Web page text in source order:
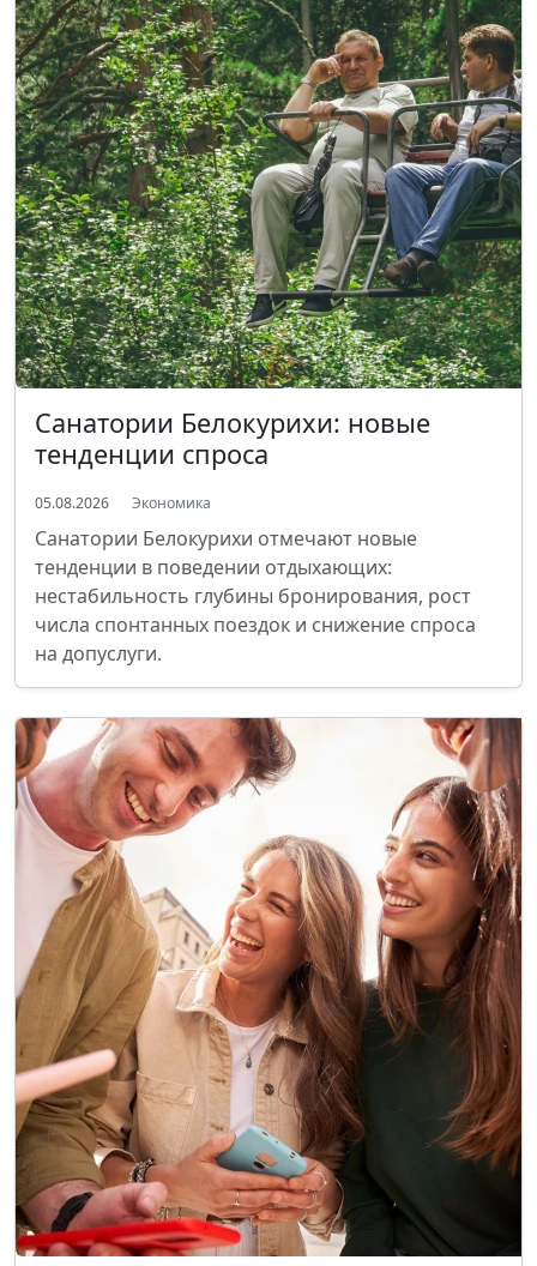
Санатории Белокурихи: новые
тенденции спроса
05.08.2026 Экономика
Санатории Белокурихи отмечают новые
тенденции в поведении отдыхающих:
нестабильность глубины бронирования, рост
числа спонтанных поездок и снижение спроса
на допуслуги.